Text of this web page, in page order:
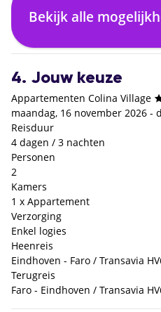
Enkel logies
€ 0,- p.p.
Bekijk alle
4. Jouw keuze
Appartementen Colina Village
maandag, 16 november 2026 -
Reisduur
4 dagen / 3 nachten
Personen
2
Kamers
1 x Appartement
Verzorging
Enkel logies
Heenreis
Eindhoven - Faro / Transavia
Terugreis
Faro - Eindhoven / Transavia